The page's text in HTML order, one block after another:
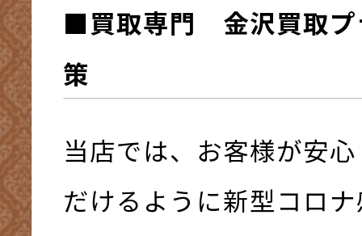
■買取専門 金沢買取プ
策
当店では、お客様が安
だけるように新型コロ